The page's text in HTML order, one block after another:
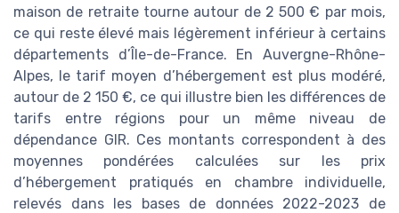
maison de retraite tourne autour de 2 500 € par mois,
ce qui reste élevé mais légèrement inférieur à certains
départements d’Île-de-France. En Auvergne-Rhône-
Alpes, le tarif moyen d’hébergement est plus modéré,
autour de 2 150 €, ce qui illustre bien les différences de
tarifs entre régions pour un même niveau de
dépendance GIR. Ces montants correspondent à des
moyennes pondérées calculées sur les prix
d’hébergement pratiqués en chambre individuelle,
relevés dans les bases de données 2022-2023 de